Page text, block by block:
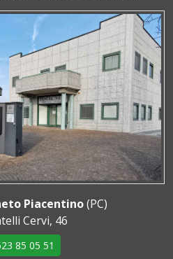
Piacentino(PC)
Cervi, 46
85 05 51